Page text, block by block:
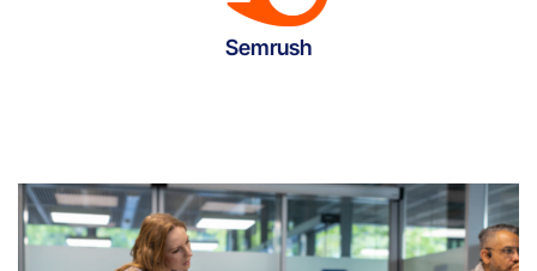
Semrush